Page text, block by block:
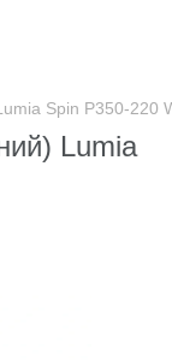
Spin P350-220
Lumia